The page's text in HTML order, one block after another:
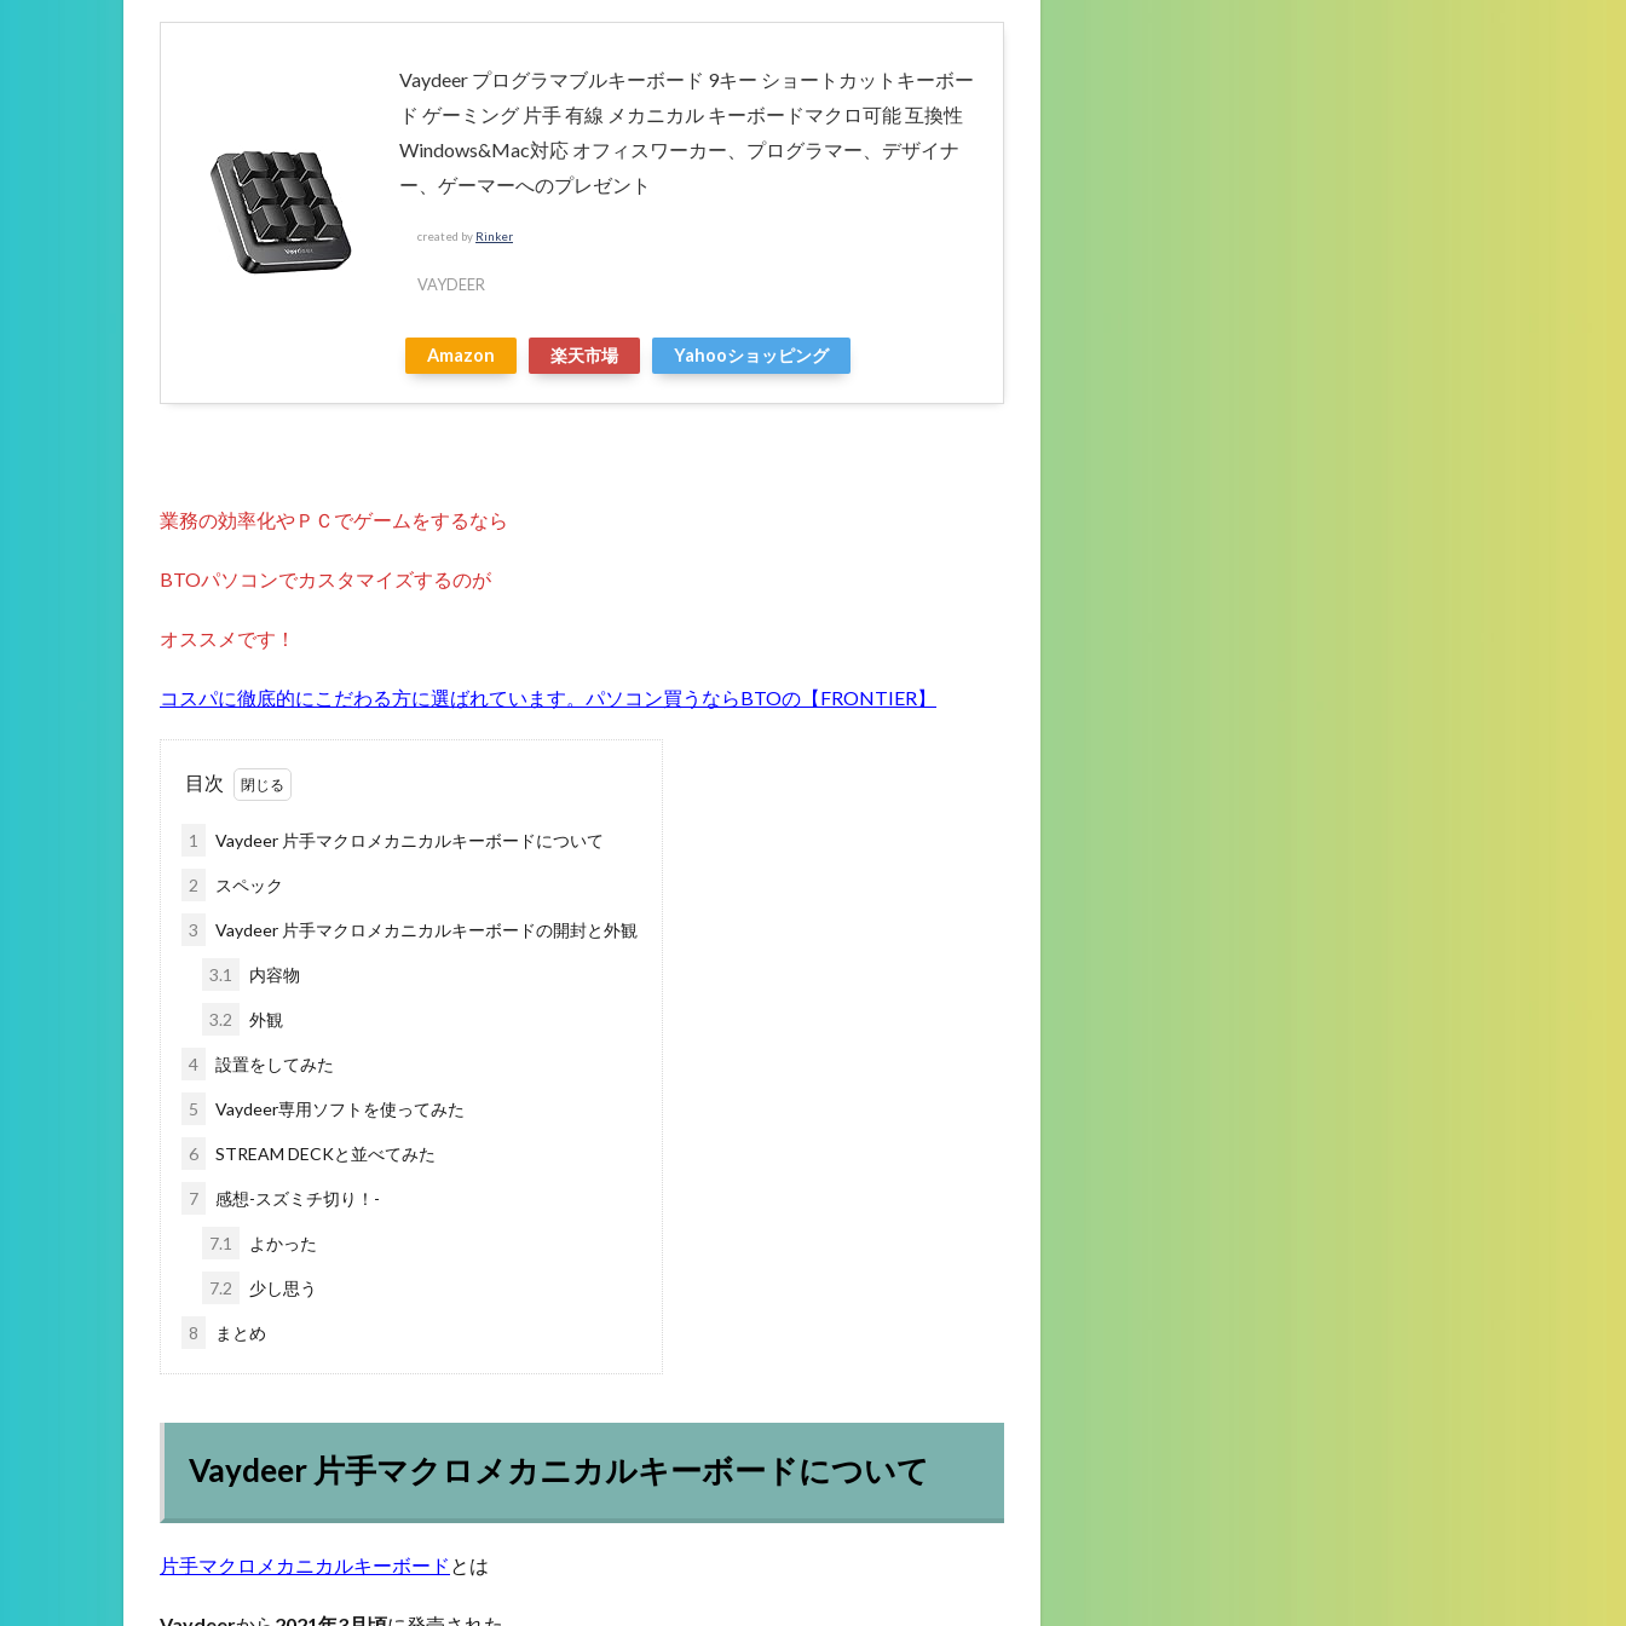
Vaydeer プログラマブルキーボード 9キー ショートカットキーボー
ド ゲーミング 片手 有線 メカニカル キーボードマクロ可能 互換性
Windows&Mac対応 オフィスワーカー、プログラマー、デザイナ
ー、ゲーマーへのプレゼント
created by Rinker
VAYDEER
Amazon 楽天市場 Yahooショッピング
業務の効率化やＰＣでゲームをするなら
BTOパソコンでカスタマイズするのが
オススメです！
コスパに徹底的にこだわる方に選ばれています。パソコン買うならBTOの【FRONTIER】
目次
1 Vaydeer 片手マクロメカニカルキーボードについて
2 スペック
3 Vaydeer 片手マクロメカニカルキーボードの開封と外観
3.1 内容物
3.2 外観
4 設置をしてみた
5 Vaydeer専用ソフトを使ってみた
6 STREAM DECKと並べてみた
7 感想-スズミチ切り！-
7.1 よかった
7.2 少し思う
8 まとめ
Vaydeer 片手マクロメカニカルキーボードについて
片手マクロメカニカルキーボード とは